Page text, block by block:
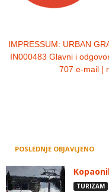
IMPRESSUM: URBAN
IN000483 Glavni i
707 e-mail |
POSLEDNJE OBJAVLJENO
TURIZAM